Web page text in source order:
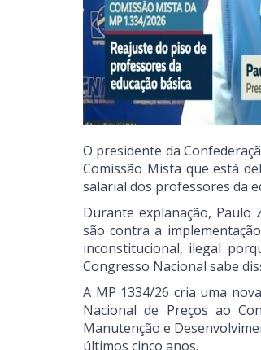
O presidente da
Comissão Mista que está
salarial dos professores da
Durante explanação,
são contra a
inconstitucional, ilegal
Congresso Nacional sabe
A MP 1334/26 cria uma
Nacional de Preços ao
Manutenção e
últimos cinco anos.